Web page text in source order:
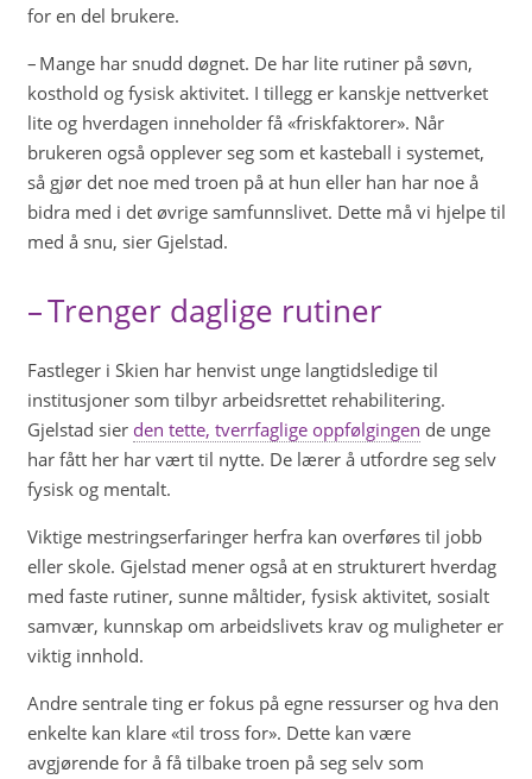
for en del brukere.
– Mange har snudd døgnet. De har lite rutiner på søvn,
kosthold og fysisk aktivitet. I tillegg er kanskje nettverket
lite og hverdagen inneholder få «friskfaktorer». Når
brukeren også opplever seg som et kasteball i systemet,
så gjør det noe med troen på at hun eller han har noe å
bidra med i det øvrige samfunnslivet. Dette må vi hjelpe til
med å snu, sier Gjelstad.
– Trenger daglige rutiner
Fastleger i Skien har henvist unge langtidsledige til
institusjoner som tilbyr arbeidsrettet rehabilitering.
Gjelstad sier den tette, tverrfaglige oppfølgingen de unge
har fått her har vært til nytte. De lærer å utfordre seg selv
fysisk og mentalt.
Viktige mestringserfaringer herfra kan overføres til jobb
eller skole. Gjelstad mener også at en strukturert hverdag
med faste rutiner, sunne måltider, fysisk aktivitet, sosialt
samvær, kunnskap om arbeidslivets krav og muligheter er
viktig innhold.
Andre sentrale ting er fokus på egne ressurser og hva den
enkelte kan klare «til tross for». Dette kan være
avgjørende for å få tilbake troen på seg selv som